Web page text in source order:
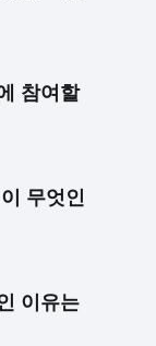
참여할
무엇인
이유는